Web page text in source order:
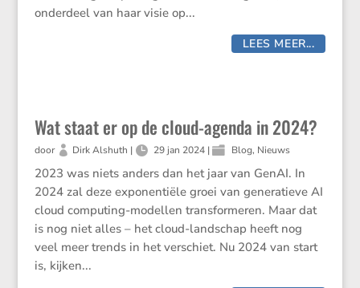
onderdeel van haar visie op...
LEES MEER...
Wat staat er op de cloud-agenda in 2024?
door Dirk Alshuth | 29 jan 2024 | Blog, Nieuws
2023 was niets anders dan het jaar van GenAI. In
2024 zal deze exponentiële groei van generatieve AI
cloud computing-modellen transformeren. Maar dat
is nog niet alles – het cloud-landschap heeft nog
veel meer trends in het verschiet. Nu 2024 van start
is, kijken...